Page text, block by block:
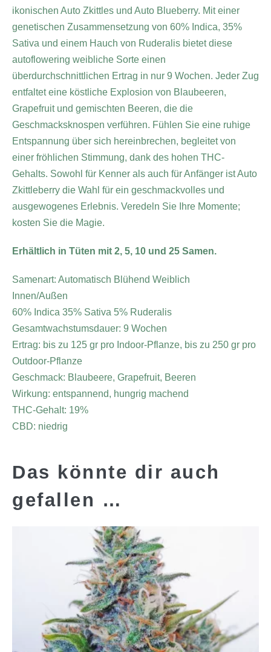
ikonischen Auto Zkittles und Auto Blueberry. Mit einer
genetischen Zusammensetzung von 60% Indica, 35%
Sativa und einem Hauch von Ruderalis bietet diese
autoflowering weibliche Sorte einen
überdurchschnittlichen Ertrag in nur 9 Wochen. Jeder Zug
entfaltet eine köstliche Explosion von Blaubeeren,
Grapefruit und gemischten Beeren, die die
Geschmacksknospen verführen. Fühlen Sie eine ruhige
Entspannung über sich hereinbrechen, begleitet von
einer fröhlichen Stimmung, dank des hohen THC-
Gehalts. Sowohl für Kenner als auch für Anfänger ist Auto
Zkittleberry die Wahl für ein geschmackvolles und
ausgewogenes Erlebnis. Veredeln Sie Ihre Momente;
kosten Sie die Magie.
Erhältlich in Tüten mit 2, 5, 10 und 25 Samen.
Samenart: Automatisch Blühend Weiblich
Innen/Außen
60% Indica 35% Sativa 5% Ruderalis
Gesamtwachstumsdauer: 9 Wochen
Ertrag: bis zu 125 gr pro Indoor-Pflanze, bis zu 250 gr pro
Outdoor-Pflanze
Geschmack: Blaubeere, Grapefruit, Beeren
Wirkung: entspannend, hungrig machend
THC-Gehalt: 19%
CBD: niedrig
Das könnte dir auch
gefallen …